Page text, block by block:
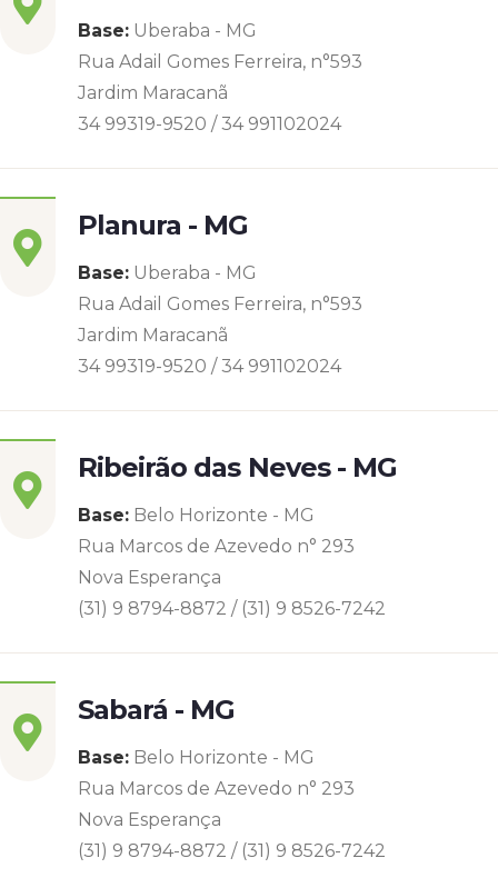
Base: Uberaba - MG
Rua Adail Gomes Ferreira, n°593
Jardim Maracanã
34 99319-9520 / 34 991102024
Planura - MG
Base: Uberaba - MG
Rua Adail Gomes Ferreira, n°593
Jardim Maracanã
34 99319-9520 / 34 991102024
Ribeirão das Neves - MG
Base: Belo Horizonte - MG
Rua Marcos de Azevedo n° 293
Nova Esperança
(31) 9 8794-8872 / (31) 9 8526-7242
Sabará - MG
Base: Belo Horizonte - MG
Rua Marcos de Azevedo n° 293
Nova Esperança
(31) 9 8794-8872 / (31) 9 8526-7242